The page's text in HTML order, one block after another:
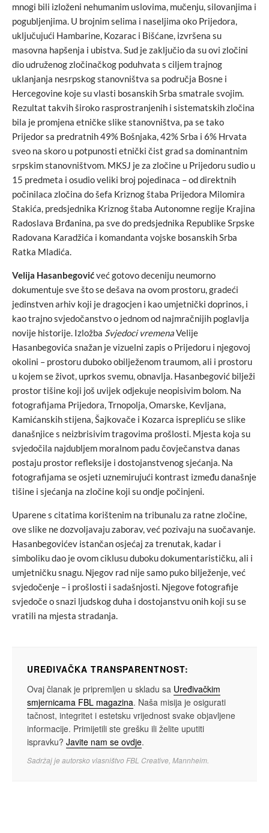
mnogi bili izloženi nehumanim uslovima, mučenju, silovanjima i
pogubljenjima. U brojnim selima i naseljima oko Prijedora,
uključujući Hambarine, Kozarac i Bišćane, izvršena su
masovna hapšenja i ubistva. Sud je zaključio da su ovi zločini
dio udruženog zločinačkog poduhvata s ciljem trajnog
uklanjanja nesrpskog stanovništva sa područja Bosne i
Hercegovine koje su vlasti bosanskih Srba smatrale svojim.
Rezultat takvih široko rasprostranjenih i sistematskih zločina
bila je promjena etničke slike stanovništva, pa se tako
Prijedor sa predratnih 49% Bošnjaka, 42% Srba i 6% Hrvata
sveo na skoro u potpunosti etnički čist grad sa dominantnim
srpskim stanovništvom. MKSJ je za zločine u Prijedoru sudio u
15 predmeta i osudio veliki broj pojedinaca – od direktnih
počinilaca zločina do šefa Kriznog štaba Prijedora Milomira
Stakića, predsjednika Kriznog štaba Autonomne regije Krajina
Radoslava Brđanina, pa sve do predsjednika Republike Srpske
Radovana Karadžića i komandanta vojske bosanskih Srba
Ratka Mladića.
Velija Hasanbegovićveć gotovo deceniju neumorno
dokumentuje sve što se dešava na ovom prostoru, gradeći
jedinstven arhiv koji je dragocjen i kao umjetnički doprinos, i
kao trajno svjedočanstvo o jednom od najmračnijih poglavlja
novije historije. Izložba Svjedoci vremenaVelije
Hasanbegovića snažan je vizuelni zapis o Prijedoru i njegovoj
okolini – prostoru duboko obilježenom traumom, ali i prostoru
u kojem se život, uprkos svemu, obnavlja. Hasanbegović bilježi
prostor tišine koji još uvijek odjekuje neopisivim bolom. Na
fotografijama Prijedora, Trnopolja, Omarske, Kevljana,
Kamićanskih stijena, Šajkovače i Kozarca isprepliću se slike
današnjice s neizbrisivim tragovima prošlosti. Mjesta koja su
svjedočila najdubljem moralnom padu čovječanstva danas
postaju prostor refleksije i dostojanstvenog sjećanja. Na
fotografijama se osjeti uznemirujući kontrast između današnje
tišine i sjećanja na zločine koji su ondje počinjeni.
Uparene s citatima korištenim na tribunalu za ratne zločine,
ove slike ne dozvoljavaju zaborav, već pozivaju na suočavanje.
Hasanbegovićev istančan osjećaj za trenutak, kadar i
simboliku dao je ovom ciklusu duboku dokumentarističku, ali i
umjetničku snagu. Njegov rad nije samo puko bilježenje, već
svjedočenje – i prošlosti i sadašnjosti. Njegove fotografije
svjedoče o snazi ljudskog duha i dostojanstvu onih koji su se
vratili na mjesta stradanja.
UREĐIVAČKA TRANSPARENTNOST:
Ovaj članak je pripremljen u skladu sa Uređivačkim
smjernicama FBL magazina. Naša misija je osigurati
tačnost, integritet i estetsku vrijednost svake objavljene
informacije. Primijetili ste grešku ili želite uputiti
ispravku? Javite nam se ovdje.
Sadržaj je autorsko vlasništvo FBL Creative, Mannheim.